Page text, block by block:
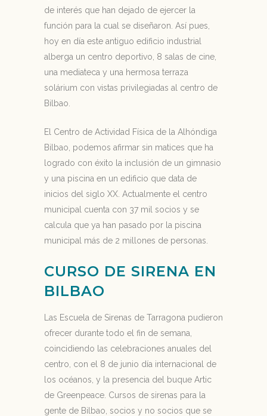
de interés que han dejado de ejercer la
función para la cual se diseñaron. Así pues,
hoy en día este antiguo edificio industrial
alberga un centro deportivo, 8 salas de cine,
una mediateca y una hermosa terraza
solárium con vistas privilegiadas al centro de
Bilbao.
El Centro de Actividad Física de la Alhóndiga
Bilbao, podemos afirmar sin matices que ha
logrado con éxito la inclusión de un gimnasio
y una piscina en un edificio que data de
inicios del siglo XX. Actualmente el centro
municipal cuenta con 37 mil socios y se
calcula que ya han pasado por la piscina
municipal más de 2 millones de personas.
CURSO DE SIRENA EN
BILBAO
Las Escuela de Sirenas de Tarragona pudieron
ofrecer durante todo el fin de semana,
coincidiendo las celebraciones anuales del
centro, con el 8 de junio día internacional de
los océanos, y la presencia del buque Artic
de Greenpeace. Cursos de sirenas para la
gente de Bilbao, socios y no socios que se